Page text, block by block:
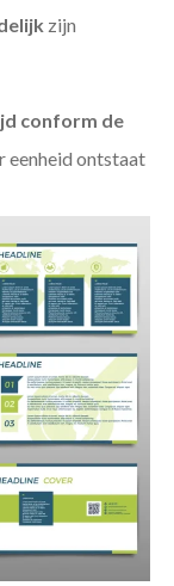
zijn
conform de
eenheid ontstaat